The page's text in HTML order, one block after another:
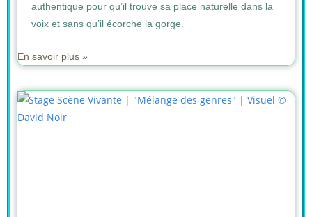
authentique pour qu’il trouve sa place naturelle dans la
voix et sans qu’il écorche la gorge.
En savoir plus »